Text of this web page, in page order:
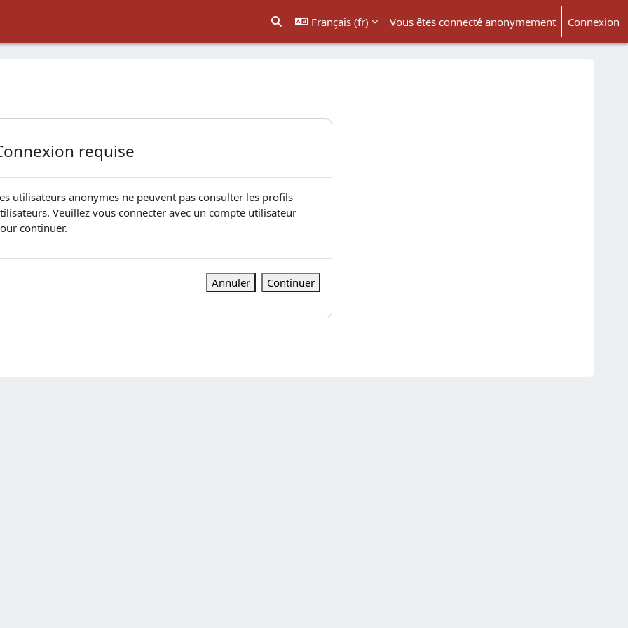
Activer/désactiver la saisie de recherche
Français ‎(fr)‎ Vous êtes connecté anonymement Connexion
requise
utilisateurs anonymes ne peuvent pas consulter les profils
Veuillez vous connecter avec un compte utilisateur
continuer.
Annuler Continuer